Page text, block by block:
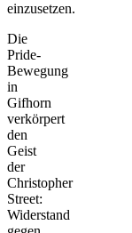
einzusetzen.
Die
Pride-
Bewegung
in
Gifhorn
verkörpert
den
Geist
der
Christopher
Street:
Widerstand